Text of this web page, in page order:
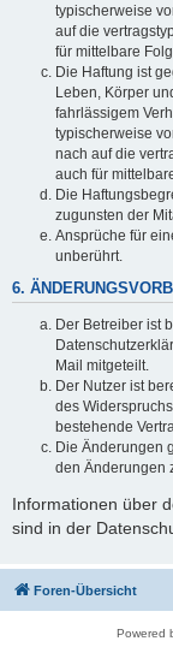
typischerweise
auf die
für mittelbare
Die Haftung ist
Leben, Körper
fahrlässigem
typischerweise
nach auf die
auch für
Die
zugunsten der
Ansprüche für
unberührt.
6.
Der Betreiber ist
Mail mitgeteilt.
Der Nutzer ist
des
bestehende
Die Änderungen
den Änderungen
Informationen über
sind in der
Foren-Übersicht
Powered